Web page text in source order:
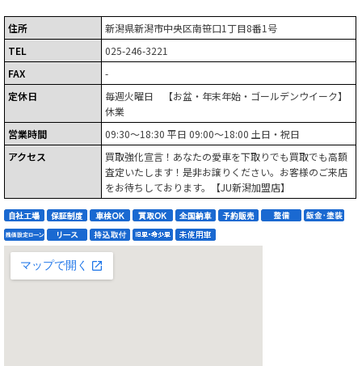
住所
新潟県新潟市中央区南笹口1丁目8番1号
TEL
025-246-3221
FAX
-
定休日
毎週火曜日 【お盆・年末年始・ゴールデンウイーク】
休業
営業時間
09:30～18:30 平日 09:00～18:00 土日・祝日
アクセス
買取強化宣言！あなたの愛車を下取りでも買取でも高額
査定いたします！是非お譲りください。お客様のご来店
をお待ちしております。【JU新潟加盟店】